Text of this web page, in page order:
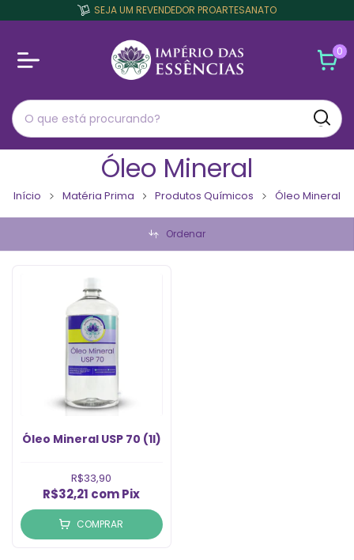
SEJA UM REVENDEDOR PROARTESANATO
0
Óleo Mineral
Início Matéria Prima Produtos Químicos Óleo Mineral
Ordenar
Óleo Mineral USP 70 (1l)
R$33,90
R$32,21 comPix
COMPRAR